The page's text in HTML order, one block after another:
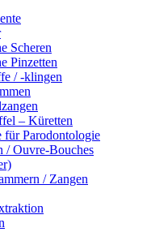
Scheren
Pinzetten
/ -klingen
– Küretten
für Parodontologie
/ Ouvre-Bouches
/ Zangen